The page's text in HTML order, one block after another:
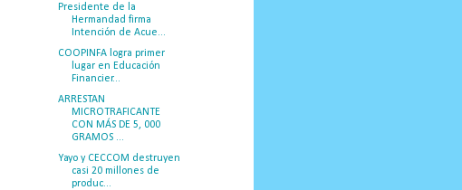
Presidente de la
Hermandad firma
Intención de Acue...
COOPINFA logra primer
lugar en Educación
Financier...
ARRESTAN
MICROTRAFICANTE
CON MÁS DE 5, 000
GRAMOS ...
Yayo y CECCOM destruyen
casi 20 millones de
produc...